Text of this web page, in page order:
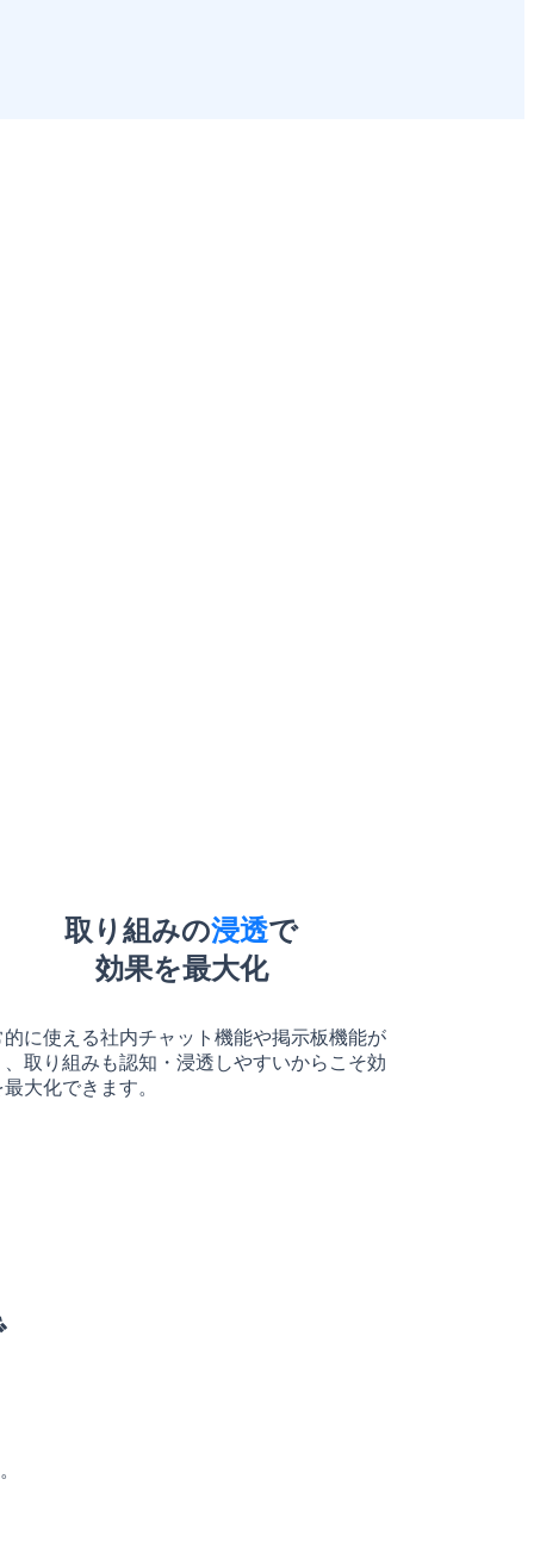
取り組みの浸透で
効果を最大化
的に使える社内チャット機能や掲示板機能が
、取り組みも認知・浸透しやすいからこそ効
大化できます。